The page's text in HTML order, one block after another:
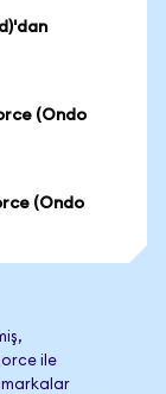
(Ondo
(Ondo
ile
markalar